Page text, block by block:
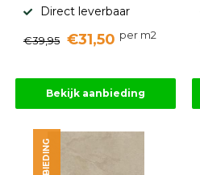
Direct leverbaar
€39,95 €31,50 per m2
Bekijk aanbieding